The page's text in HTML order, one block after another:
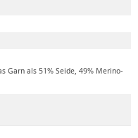
Garn als 51% Seide, 49% Merino-